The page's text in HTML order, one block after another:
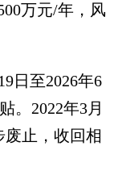
万元/年，风
日至2026年6
。2022年3月
废止，收回相